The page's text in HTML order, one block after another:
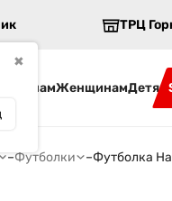
✖
ТРЦ
ЖенщинамДетям
–Футболки –Футболка